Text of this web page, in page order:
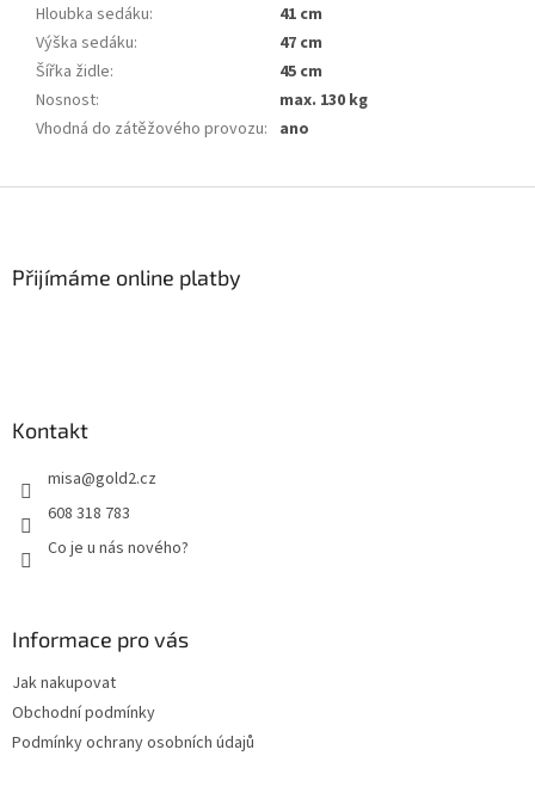
Hloubka sedáku:
41 cm
Výška sedáku:
47 cm
Šířka židle:
45 cm
Nosnost:
max. 130 kg
Vhodná do zátěžového provozu: ano
Přijímáme online platby
Kontakt
misa@gold2.cz
608 318 783
Co je u nás nového?
Informace pro vás
Jak nakupovat
Obchodní podmínky
Podmínky ochrany osobních údajů